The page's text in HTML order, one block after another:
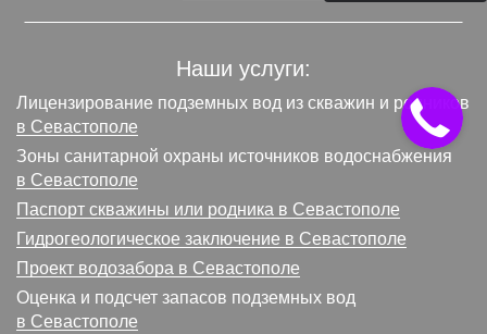
Наши услуги:
Лицензирование подземных вод из скважин и родников
в Севастополе
Зоны санитарной охраны источников водоснабжения
в Севастополе
Паспорт скважины или родника в Севастополе
Гидрогеологическое заключение в Севастополе
Проект водозабора в Севастополе
Оценка и подсчет запасов подземных вод
в Севастополе